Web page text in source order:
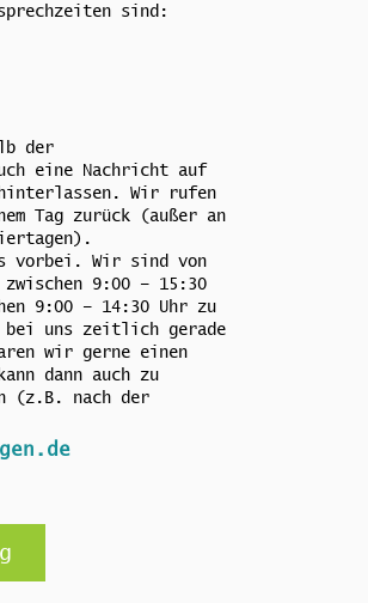
sind:
der
eine Nachricht auf
hinterlassen. Wir rufen
Tag zurück (außer an
vorbei. Wir sind von
zwischen 9:00 – 15:30
9:00 – 14:30 Uhr zu
uns zeitlich gerade
wir gerne einen
dann auch zu
(z.B. nach der